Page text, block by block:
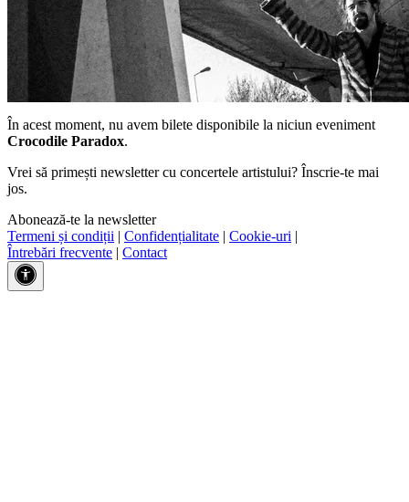
În acest moment, nu avem bilete disponibile la niciun eveniment
Crocodile Paradox.
Vrei să primești newsletter cu concertele artistului? Înscrie-te mai
jos.
Abonează-te la newsletter
Termeni și condiții | Confidențialitate | Cookie-uri |
Întrebări frecvente | Contact